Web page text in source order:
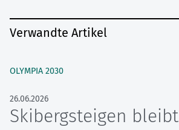
Verwandte Artikel
OLYMPIA 2030
26.06.2026
Skibergsteigen bleibt